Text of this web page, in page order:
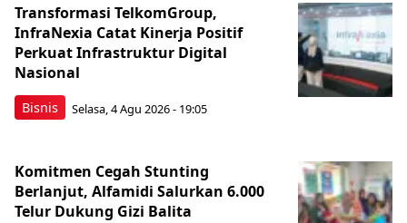
Bisnis
Transformasi TelkomGroup,
InfraNexia Catat Kinerja Positif
Perkuat Infrastruktur Digital
Nasional
Selasa, 4 Agu 2026 - 19:05
Komitmen Cegah Stunting
Berlanjut, Alfamidi Salurkan 6.000
Telur Dukung Gizi Balita